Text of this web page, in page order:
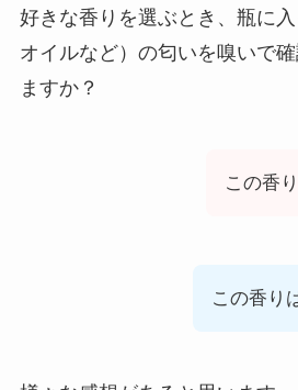
好きな香りを選ぶとき、瓶に
オイルなど）の匂いを嗅いで
ますか？
この香
この香り